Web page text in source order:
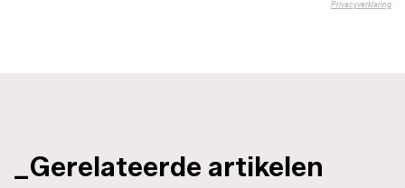
_Gerelateerde artikelen